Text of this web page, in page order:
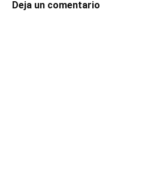
Deja un comentario